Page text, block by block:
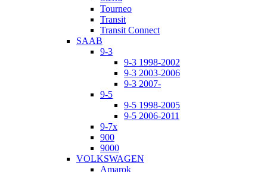
Tourneo
Transit
Transit Connect
SAAB
9-3
9-3 1998-2002
9-3 2003-2006
9-3 2007-
9-5
9-5 1998-2005
9-5 2006-2011
9-7x
900
9000
VOLKSWAGEN
Amarok